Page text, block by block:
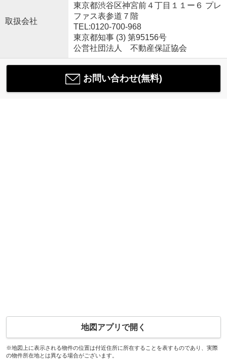
取扱会社
東京都渋谷区神宮前４丁目１１ー６ プレ
ファス表参道７階
TEL:0120-700-968
東京都知事 (3) 第95156号
公営社団法人 不動産保証協会
お問い合わせ(無料)
地図アプリで開く
※地図上に表示される物件の位置は付近住所に所在することを表すものであり、実際
の物件所在地とは異なる場合がございます。